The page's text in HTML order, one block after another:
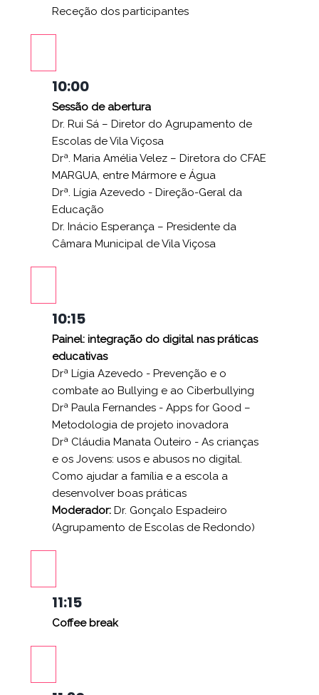
Receção dos participantes
10:00
Sessão de abertura
Dr. Rui Sá – Diretor do Agrupamento de
Escolas de Vila Viçosa
Drª. Maria Amélia Velez – Diretora do CFAE
MARGUA, entre Mármore e Água
Drª. Lígia Azevedo - Direção-Geral da
Educação
Dr. Inácio Esperança – Presidente da
Câmara Municipal de Vila Viçosa
10:15
Painel: integração do digital nas práticas
educativas
Drª Lígia Azevedo - Prevenção e o
combate ao Bullying e ao Ciberbullying
Drª Paula Fernandes - Apps for Good –
Metodologia de projeto inovadora
Drª Cláudia Manata Outeiro - As crianças
e os Jovens: usos e abusos no digital.
Como ajudar a família e a escola a
desenvolver boas práticas
Moderador: Dr. Gonçalo Espadeiro
(Agrupamento de Escolas de Redondo)
11:15
Coffee break